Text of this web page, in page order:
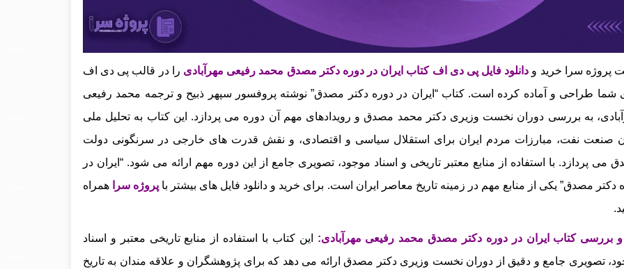
پروژه سرا خرید و دانلود فایل پی دی اف کتاب ایران در دوره دکتر مصدق محمد رفیعی مهرآبادی را در قالب پی دی اف
شما طراحی و آماده کرده است. کتاب “ایران در دوره دکتر مصدق” نوشته پروفسور سپهر ذبیح و ترجمه محمد رفیعی
به بررسی دوران نخست‌ وزیری دکتر محمد مصدق و رویدادهای مهم آن دوره می‌ پردازد. این کتاب به تحلیل ملی
صنعت نفت، مبارزات مردم ایران برای استقلال سیاسی و اقتصادی، و نقش قدرت‌ های خارجی در سرنگونی دولت
می‌ پردازد. با استفاده از منابع معتبر تاریخی و اسناد موجود، تصویری جامع از این دوره مهم ارائه می‌ شود. “ایران در
دکتر مصدق” یکی از منابع مهم در زمینه تاریخ معاصر ایران است. برای خرید و دانلود فایل های بیشتر با پروژه سرا
همراه
و بررسی کتاب ایران در دوره دکتر مصدق محمد رفیعی مهرآبادی:
این کتاب با استفاده از منابع تاریخی معتبر و اسناد
تصویری جامع و دقیق از دوران نخست‌ وزیری دکتر مصدق ارائه می‌ دهد که برای پژوهشگران و علاقه‌ مندان به تاریخ